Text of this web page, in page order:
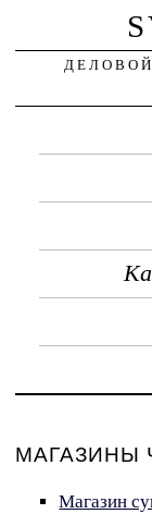
МАГАЗИНЫ
Магазин